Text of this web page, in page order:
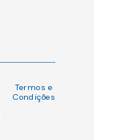
Termos e
Condições